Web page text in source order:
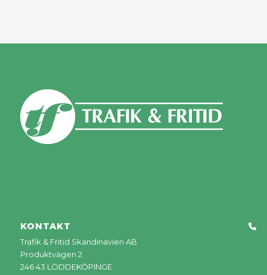
KONTAKT
Trafik & Fritid Skandinavien AB
Produktvägen 2
246 43 LÖDDEKÖPINGE